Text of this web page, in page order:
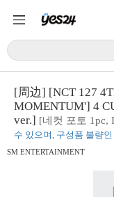
[周边] [NCT 127
MOMENTUM'] 4
ver.] [네컷 포토 1pc,
수 있으며, 구성품 불량
SM ENTERTAINMENT